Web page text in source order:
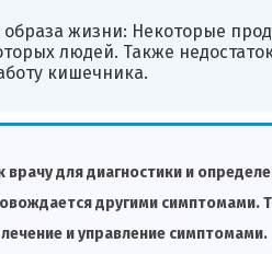
жизни: Некоторые
людей. Также
кишечника.
для диагностики и
другими
и управление симптомами.